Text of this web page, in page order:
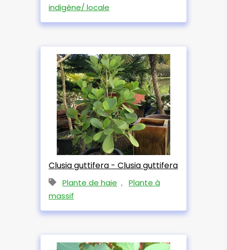
indigène/ locale
Clusia guttifera - Clusia guttifera
Plante de haie , Plante à
massif